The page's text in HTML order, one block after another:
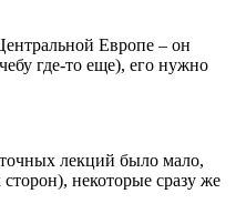
Европе – он
где-то еще), его нужно
лекций было мало,
некоторые сразу же